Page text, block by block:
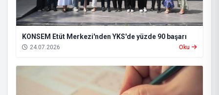
KONSEM Etüt Merkezi'nden YKS'de yüzde 90 başarı
24.07.2026 Oku